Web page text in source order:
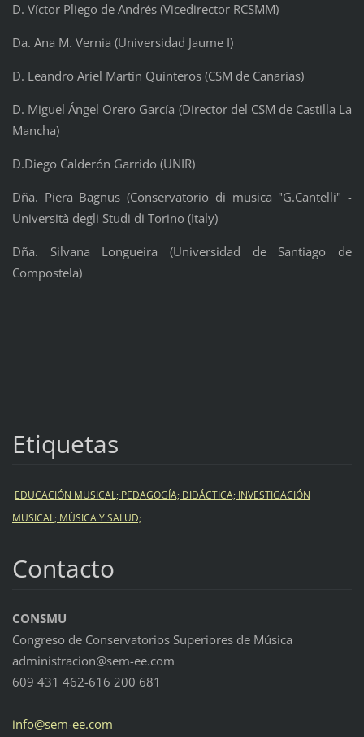
D. Víctor Pliego de Andrés (Vicedirector RCSMM)
Da. Ana M. Vernia (Universidad Jaume I)
D. Leandro Ariel Martin Quinteros (CSM de Canarias)
D. Miguel Ángel Orero García (Director del CSM de Castilla La
Mancha)
D.Diego Calderón Garrido (UNIR)
Dña. Piera Bagnus (Conservatorio di musica "G.Cantelli" -
Università degli Studi di Torino (Italy)
Dña. Silvana Longueira (Universidad de Santiago de
Compostela)
Etiquetas
EDUCACIÓN MUSICAL; PEDAGOGÍA; DIDÁCTICA; INVESTIGACIÓN
MUSICAL; MÚSICA Y SALUD;
Contacto
CONSMU
Congreso de Conservatorios Superiores de Música
administracion@sem-ee.com
609 431 462-616 200 681
info@sem-ee.com